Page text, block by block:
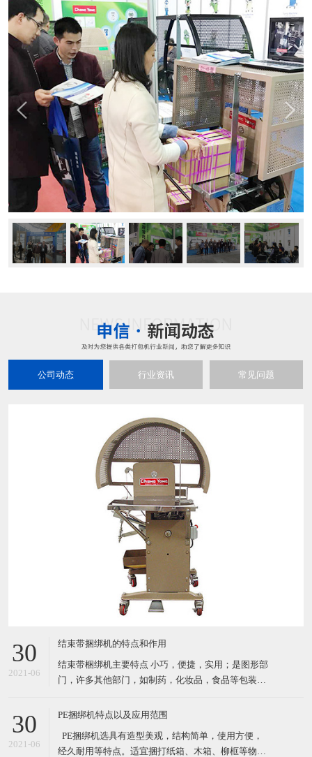
公司动态 行业资讯 常见问题
30
2021-06
结束带捆绑机的特点和作用
结束带梱绑机主要特点 小巧，便捷，实用；是图形部
门，许多其他部门，如制药，化妆品，食品等包装产
板） 通过自动照片眼（自动装置）开始循环；按按钮
30mm*150mm) 3种捆扎带松紧级别设置 结束带捆
30
2021-06
PE捆绑机特点以及应用范围
​ PE捆绑机选具有造型美观，结构简单，使用方便，
经久耐用等特点。适宜捆打纸箱、木箱、柳框等物